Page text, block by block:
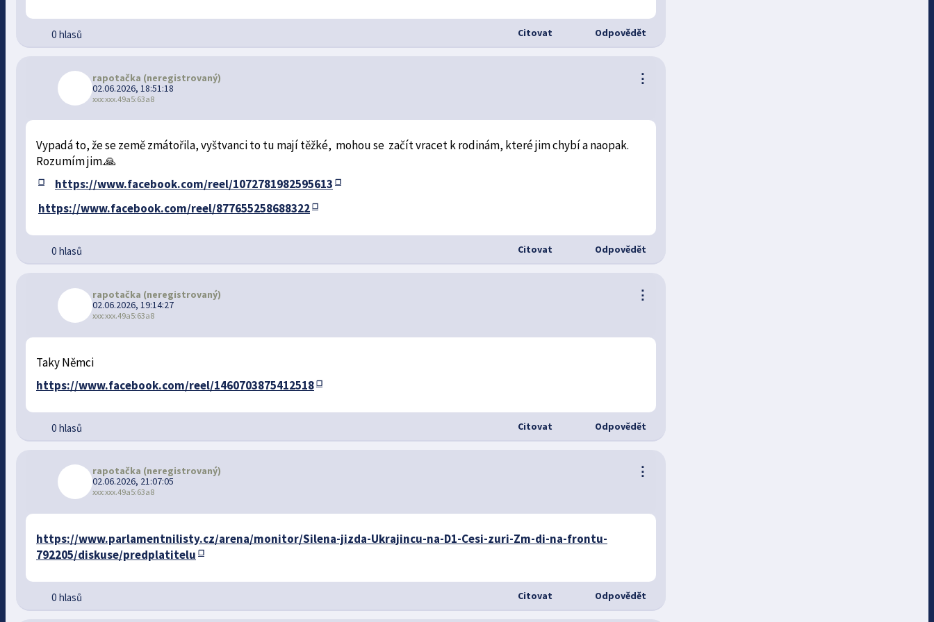
0 hlasů Citovat Odpovědět
⋮
rapotačka (neregistrovaný)
02.06.2026, 18:51:18
xxx:xxx.49a5:63a8
Vypadá to, že se země zmátořila, vyštvanci to tu mají těžké, mohou se začít vracet k rodinám, které jim chybí a naopak.
Rozumím jim.🙏
https://www.facebook.com/reel/1072781982595613
https://www.facebook.com/reel/877655258688322
0 hlasů Citovat Odpovědět
⋮
rapotačka (neregistrovaný)
02.06.2026, 19:14:27
xxx:xxx.49a5:63a8
Taky Němci
https://www.facebook.com/reel/1460703875412518
0 hlasů Citovat Odpovědět
⋮
rapotačka (neregistrovaný)
02.06.2026, 21:07:05
xxx:xxx.49a5:63a8
https://www.parlamentnilisty.cz/arena/monitor/Silena-jizda-Ukrajincu-na-D1-Cesi-zuri-Zm-di-na-frontu-
792205/diskuse/predplatitelu
0 hlasů Citovat Odpovědět